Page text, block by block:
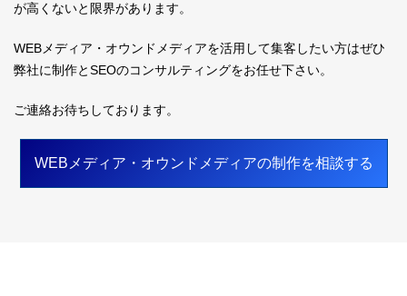
が高くないと限界があります。
WEBメディア・オウンドメディアを活用して集客したい方はぜひ
弊社に制作とSEOのコンサルティングをお任せ下さい。
ご連絡お待ちしております。
WEBメディア・オウンドメディアの制作を相談する